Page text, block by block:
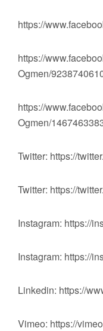
https://
https://
Ogmen/
https://
Ogmen/
Twitter: https://
Twitter: https://
Instagram: https://
Instagram: https://
Linkedin: https://
Vimeo: https://